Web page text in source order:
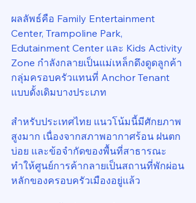
ผลลัพธ์คือ Family Entertainment
Center, Trampoline Park,
Edutainment Center และ Kids Activity
Zone กำลังกลายเป็นแม่เหล็กดึงดูดลูกค้า
กลุ่มครอบครัวแทนที่ Anchor Tenant
แบบดั้งเดิมบางประเภท
สำหรับประเทศไทย แนวโน้มนี้มีศักยภาพ
สูงมาก เนื่องจากสภาพอากาศร้อน ฝนตก
บ่อย และข้อจำกัดของพื้นที่สาธารณะ
ทำให้ศูนย์การค้ากลายเป็นสถานที่พักผ่อน
หลักของครอบครัวเมืองอยู่แล้ว